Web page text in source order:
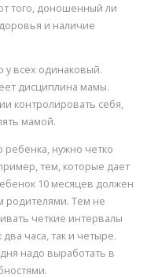
того, доношенный ли
и наличие
всех одинаковый.
дисциплина мамы.
контролировать себя,
мамой.
ребенка, нужно четко
тем, которые дает
10 месяцев должен
родителями. Тем не
четкие интервалы
часа, так и четыре.
надо выработать в